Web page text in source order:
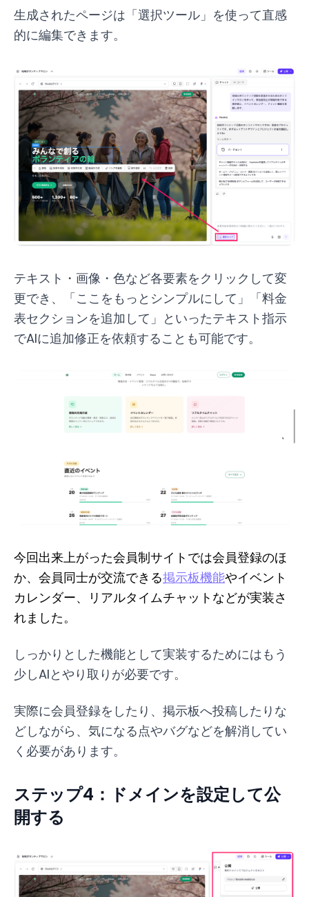
生成されたページは「選択ツール」を使って直感
的に編集できます。
テキスト・画像・色など各要素をクリックして変
更でき、「ここをもっとシンプルにして」「料金
表セクションを追加して」といったテキスト指示
でAIに追加修正を依頼することも可能です。
今回出来上がった会員制サイトでは会員登録のほ
か、会員同士が交流できる掲示板機能やイベント
カレンダー、リアルタイムチャットなどが実装さ
れました。
しっかりとした機能として実装するためにはもう
少しAIとやり取りが必要です。
実際に会員登録をしたり、掲示板へ投稿したりな
どしながら、気になる点やバグなどを解消してい
く必要があります。
ステップ4：ドメインを設定して公
開する